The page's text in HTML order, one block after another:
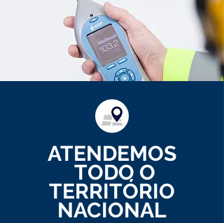
ATENDEMOS
TODO O
TERRITÓRIO
NACIONAL